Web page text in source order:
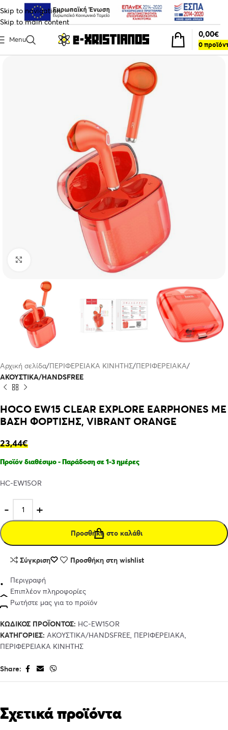
Skip to navigation
Skip to main content
Menu
0
0,00€
Αρχική σελίδα ΠΕΡΙΦΕΡΕΙΑΚΑ ΚΙΝΗΤΗΣ ΠΕΡΙΦΕΡΕΙΑΚΑ
ΑΚΟΥΣΤΙΚΑ/HANDSFREE
HOCO EW15 CLEAR EXPLORE EARPHONES ΜΕ
ΒΑΣΗ ΦΟΡΤΙΣΗΣ, VIBRANT ORANGE
23,44€
Προϊόν διαθέσιμο - Παράδοση σε 1-3 ημέρες
HC-EW15OR
Προσθήκη στο καλάθι
Σύγκριση Προσθήκη στη wishlist
Περιγραφή
Επιπλέον πληροφορίες
Ρωτήστε μας για το προϊόν
ΚΩΔΙΚΌΣ ΠΡΟΪΌΝΤΟΣ: HC-EW15OR
ΚΑΤΗΓΟΡΊΕΣ: ΑΚΟΥΣΤΙΚΑ/HANDSFREE, ΠΕΡΙΦΕΡΕΙΑΚΑ,
ΠΕΡΙΦΕΡΕΙΑΚΑ ΚΙΝΗΤΗΣ
Share:
Σχετικά προϊόντα